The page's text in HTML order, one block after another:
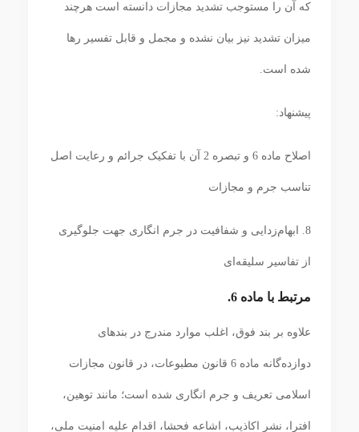
که آن را مستوجب تشدید مجازات دانسته است هرچند
میزان تشدید نیز بیان نشده و مجمل و قابل تفسیر رها
شده است.
پیشنهاد:
اصلاح ماده 6 و تبصره 2 آن با تفکیک جرائم و رعایت اصل
تناسب جرم و مجازات
8. ابهام‌زدایی و شفافیت در جرم انگاری جهت جلوگیری
از تفاسیر سلیقه‌ای
مرتبط با ماده 6.
علاوه بر بند فوق، اغلب موارد مندرج در بندهای
دوازده‌گانه ماده 6 قانون مطبوعات، در قانون مجازات
اسلامی تعریف و جرم انگاری شده است؛ مانند توهین،
افترا، نشر اکاذیب، اشاعه فحشا، اقدام علیه امنیت ملی،